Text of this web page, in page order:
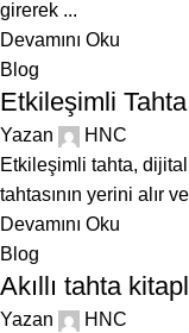
girerek ...
Devamını Oku
Blog
Etkileşimli
Yazan
HNC
Etkileşimli tahta, dijital
tahtasının yerini alır
Devamını Oku
Blog
Akıllı tahta
Yazan HNC